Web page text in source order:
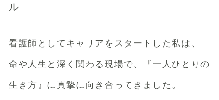
ル
看護師としてキャリアをスタートした私は、
命や人生と深く関わる現場で、『一人ひとりの
生き方』に真摯に向き合ってきました。